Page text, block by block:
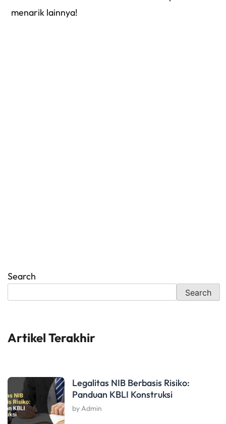
menarik lainnya!
Search
Search
Artikel Terakhir
Legalitas NIB Berbasis Risiko:
Panduan KBLI Konstruksi
by Admin